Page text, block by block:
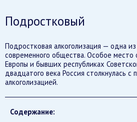
Подростковый
Подростковая алкоголизация — одна
современного общества. Особое место
Европы и бывших республиках
двадцатого века Россия столкнулась с
алкоголизацией.
Содержание: